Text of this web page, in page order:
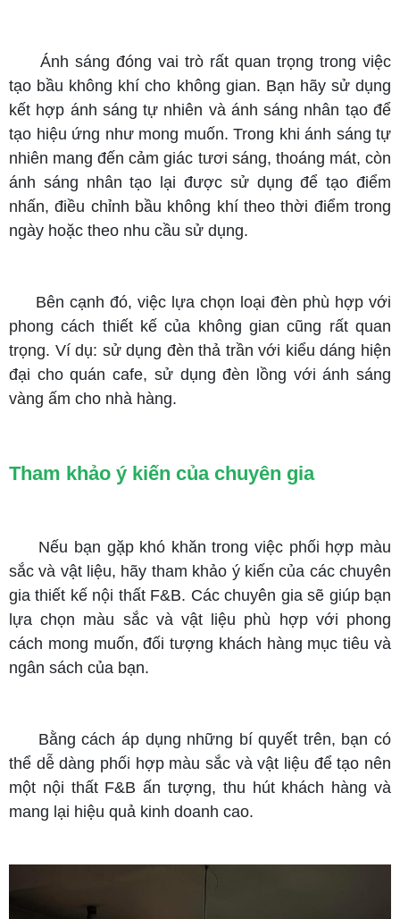
Ánh sáng đóng vai trò rất quan trọng trong việc
tạo bầu không khí cho không gian. Bạn hãy sử dụng
kết hợp ánh sáng tự nhiên và ánh sáng nhân tạo để
tạo hiệu ứng như mong muốn. Trong khi ánh sáng tự
nhiên mang đến cảm giác tươi sáng, thoáng mát, còn
ánh sáng nhân tạo lại được sử dụng để tạo điểm
nhấn, điều chỉnh bầu không khí theo thời điểm trong
ngày hoặc theo nhu cầu sử dụng.
Bên cạnh đó, việc lựa chọn loại đèn phù hợp với
phong cách thiết kế của không gian cũng rất quan
trọng. Ví dụ: sử dụng đèn thả trần với kiểu dáng hiện
đại cho quán cafe, sử dụng đèn lồng với ánh sáng
vàng ấm cho nhà hàng.
Tham khảo ý kiến của chuyên gia
Nếu bạn gặp khó khăn trong việc phối hợp màu
sắc và vật liệu, hãy tham khảo ý kiến của các chuyên
gia thiết kế nội thất F&B. Các chuyên gia sẽ giúp bạn
lựa chọn màu sắc và vật liệu phù hợp với phong
cách mong muốn, đối tượng khách hàng mục tiêu và
ngân sách của bạn.
Bằng cách áp dụng những bí quyết trên, bạn có
thể dễ dàng phối hợp màu sắc và vật liệu để tạo nên
một nội thất F&B ấn tượng, thu hút khách hàng và
mang lại hiệu quả kinh doanh cao.